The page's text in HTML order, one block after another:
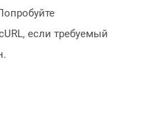
если требуемый